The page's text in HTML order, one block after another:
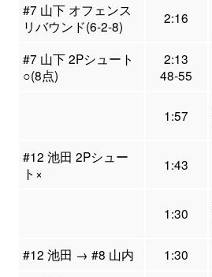
#7 山下 オフェンス
リバウンド(6-2-8)
2:16
#7 山下 2Pシュート
○(8点)
2:13
48-55
1:57
#12 池田 2Pシュー
ト×
1:43
1:30
#12 池田 → #8 山内
1:30